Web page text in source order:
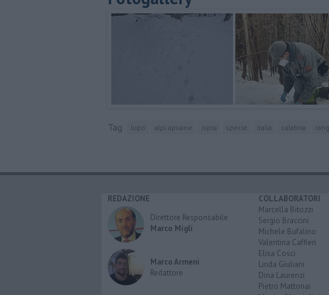
Tag lupo alpi apuane ispra specie italia calabria
REDAZIONE
Direttore Responsabile
Marco Migli
Marco Armeni
Redattore
COLLABORATORI
Marcella Bitozzi
Sergio Braccini
Michele Bufalino
Valentina Caffieri
Elisa Cosci
Linda Giuliani
Dina Laurenzi
Pietro Mattonai